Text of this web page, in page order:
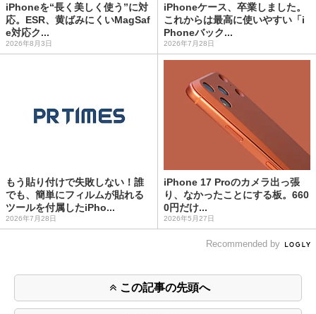
iPhoneを“長く美しく使う”に対
応。ESR、黄ばみにくいMagSaf
e対応ク...
2026年8月3日
iPhoneケース、卒業しました。
これからは最高に使いやすい「i
Phoneバック...
2026年7月28日
もう貼り付けで失敗しない！誰
でも、簡単にフィルムが貼れる
ツールを付属したiPho...
2026年7月28日
iPhone 17 Proのカメラ出っ張
り、なかったことにする板。660
0円だけ...
2026年5月27日
Recommended by
この記事の先頭へ